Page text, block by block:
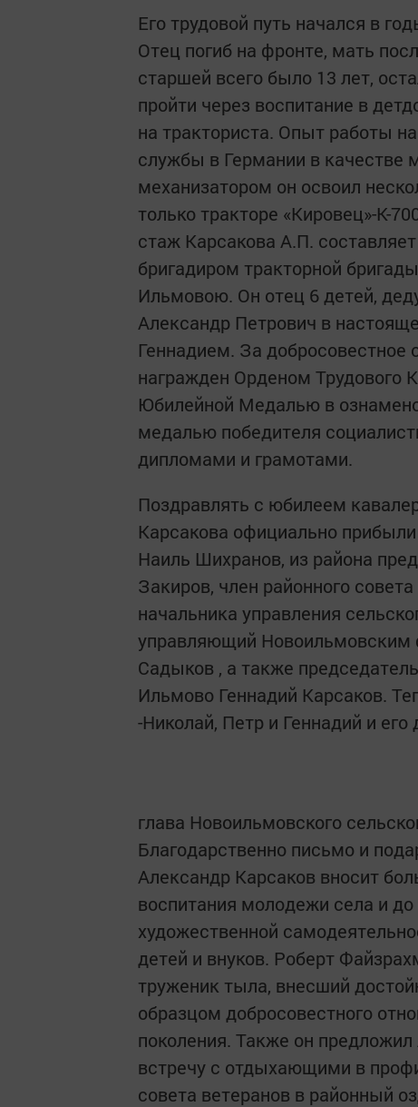
Его трудовой путь начался в
Отец погиб на фронте, мать
старшей всего было 13 лет,
пройти через воспитание в
на тракториста. Опыт работы
службы в Германии в качестве
механизатором он освоил
только тракторе «Кировец»-К-
стаж Карсакова А.П.
бригадиром тракторной
Ильмовою. Он отец 6 детей,
Александр Петрович в
Геннадием. За добросовестное
награжден Орденом
Юбилейной Медалью в
медалью победителя
дипломами и грамотами.
Поздравлять с юбилеем
Карсакова официально
Наиль Шихранов, из района
Закиров, член районного
начальника управления
управляющий
Садыков , а также
Ильмово Геннадий Карсаков.
-Николай, Петр и Геннадий и его
глава Новоильмовского
Благодарственно письмо и
Александр Карсаков вносит
воспитания молодежи села и
художественной
детей и внуков. Роберт
труженик тыла, внесший
образцом добросовестного
поколения. Также он
встречу с отдыхающими в
совета ветеранов в районный